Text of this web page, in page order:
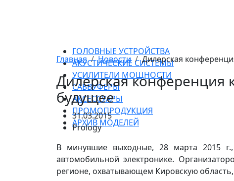
ГОЛОВНЫЕ УСТРОЙСТВА
АКУСТИЧЕСКИЕ СИСТЕМЫ
УСИЛИТЕЛИ МОЩНОСТИ
САБВУФЕРЫ
АКСЕССУАРЫ
ПРОМОПРОДУКЦИЯ
АРХИВ МОДЕЛЕЙ
Главная Новости Дилерская
Дилерская конференция
будущее
31.03.2015
Prology
В минувшие выходные, 28 марта 2015
автомобильной электронике.
регионе, охватывающем Кировскую